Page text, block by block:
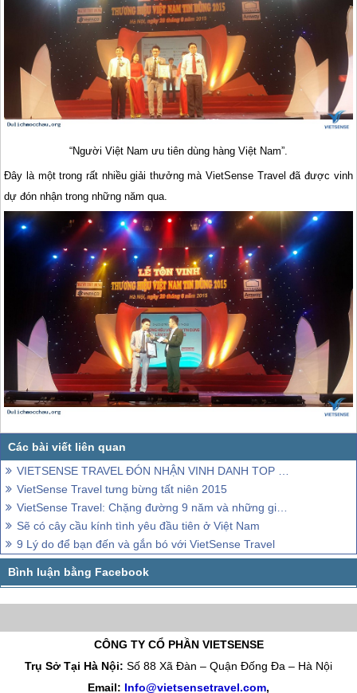
“Người Việt Nam ưu tiên dùng hàng Việt Nam”.
Đây là một trong rất nhiều giải thưởng mà VietSense Travel đã được vinh
dự đón nhận trong những năm qua.
VIETSENSE TRAVEL ĐÓN NHẬN VINH DANH TOP 100 SẢN PHẨM - DỊCH VỤ CHẤT LƯỢNG CAO ASEAN
VietSense Travel tưng bừng tất niên 2015
VietSense Travel: Chặng đường 9 năm và những giải thưởng danh giá
Sẽ có cây cầu kính tình yêu đầu tiên ở Việt Nam
9 Lý do để bạn đến và gắn bó với VietSense Travel
CÔNG TY CỔ PHẦN VIETSENSE
Trụ Sở Tại Hà Nội: Số 88 Xã Đàn – Quận Đống Đa – Hà Nội
Email: Info@vietsensetravel.com,